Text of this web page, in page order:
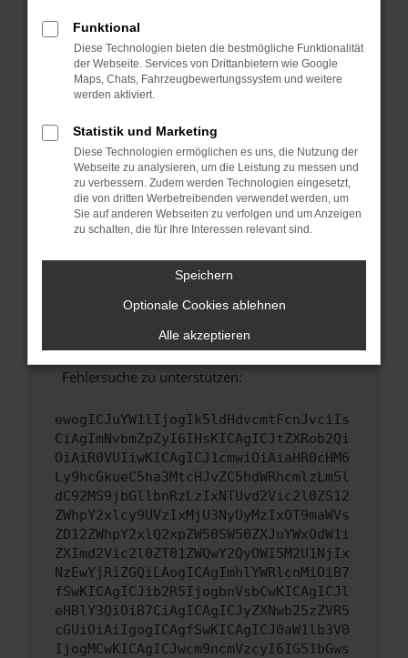
Fenster?
Starte dein Gerät neu.
Das kann manchmal helfen, vorübergehende
Probleme zu beheben.
Stelle sicher, dass dein Browser und dein
Betriebssystem auf dem neuesten Stand
sind.
Veraltete Software birgt nicht nur ein
Sicherheitsrisiko, sondern kann auch dazu
führen, dass bestimmte Funktionen nicht mehr
Wende dich an den Webseitenbetreiber.
Wenn du alle oben genannten Schritte versucht
hast, kontaktiere uns bitte. Wir werden
versuchen, das Problem zu beheben. Du kannst
uns diesen Text schicken, um uns bei der
Fehlersuche zu unterstützen:
ewogICJuYW1lIjogIk5ldHdvcmtFcnJvciIs
CiAgImNvbmZpZyI6IHsKICAgICJtZXRob2Qi
OiAiR0VUIiwKICAgICJ1cmwiOiAiaHR0cHM6
Ly9hcGkueC5ha3MtcHJvZC5hdWRhcmlzLm5l
dC92MS9jbGllbnRzLzIxNTUvd2Vic2l0ZS12
ZWhpY2xlcy9UVzIxMjU3NyUyMzIxOT9maWVs
ZD12ZWhpY2xlQ2xpZW50SW50ZXJuYWxOdW1i
ZXImd2Vic2l0ZT01ZWQwY2QyOWI5M2U1NjIx
NzEwYjRiZGQiLAogICAgImhlYWRlcnMiOiB7
fSwKICAgICJib2R5IjogbnVsbCwKICAgICJl
eHBlY3QiOiB7CiAgICAgICJyZXNwb25zZVR5
cGUiOiAiIgogICAgfSwKICAgICJ0aW1lb3V0
IjogMCwKICAgICJwcm9ncmVzcyI6IG51bGws
Funktional
Diese Technologien bieten die bestmögliche Funktionalität
der Webseite. Services von Drittanbietern wie Google
Maps, Chats, Fahrzeugbewertungssystem und weitere
werden aktiviert.
Statistik und Marketing
Diese Technologien ermöglichen es uns, die Nutzung der
Webseite zu analysieren, um die Leistung zu messen und
zu verbessern. Zudem werden Technologien eingesetzt,
die von dritten Werbetreibenden verwendet werden, um
Sie auf anderen Webseiten zu verfolgen und um Anzeigen
zu schalten, die für Ihre Interessen relevant sind.
Speichern
Optionale Cookies ablehnen
Alle akzeptieren